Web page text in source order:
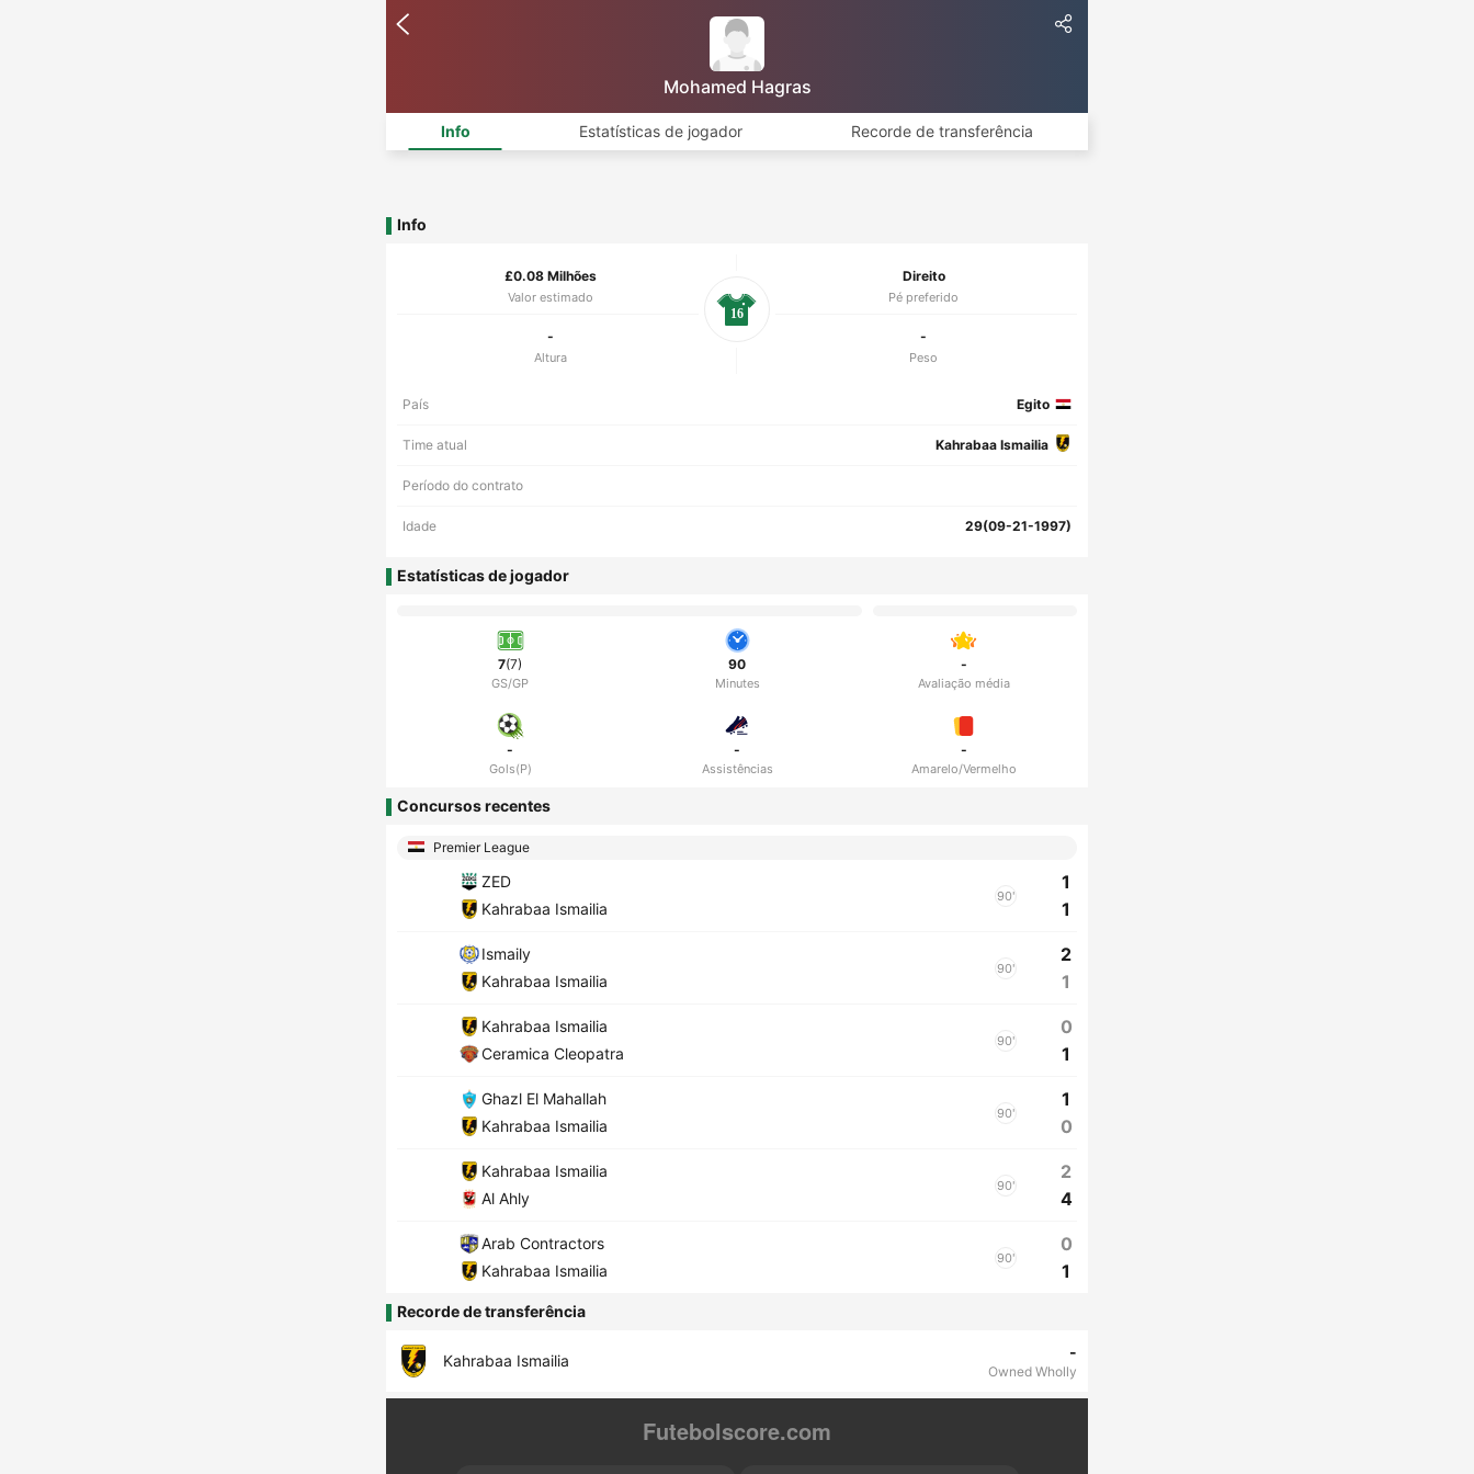
Mohamed Hagras
Info Estatísticas de jogador Recorde de transferência
Info
£0.08 Milhões
Valor estimado
Direito
Pé preferido
-
Altura
-
Peso
16
País Egito
Time atual Kahrabaa Ismailia
Período do contrato
Idade 29(09-21-1997)
Estatísticas de jogador
7(7)
GS/GP
90
Minutes
-
Avaliação média
-
Gols(P)
-
Assistências
-
Amarelo/Vermelho
Concursos recentes
Premier League
ZED
Kahrabaa Ismailia
90'
1
1
Ismaily
Kahrabaa Ismailia
90'
2
1
Kahrabaa Ismailia
Ceramica Cleopatra
90'
0
1
Ghazl El Mahallah
Kahrabaa Ismailia
90'
1
0
Kahrabaa Ismailia
Al Ahly
90'
2
4
Arab Contractors
Kahrabaa Ismailia
90'
0
1
Recorde de transferência
Kahrabaa Ismailia -
Owned Wholly
Futebolscore.com